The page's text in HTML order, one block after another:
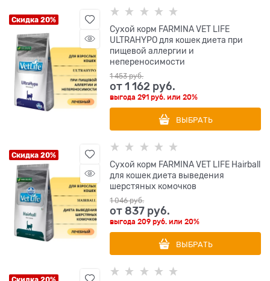
Скидка 20%
Сухой корм FARMINA VET LIFE
ULTRAHYPO для кошек диета при
пищевой аллергии и
непереносимости
1 453 руб.
от1 162 руб.
выгода291 руб. или20%
ВЫБРАТЬ
Скидка 20%
Сухой корм FARMINA VET LIFE Hairball
для кошек диета выведения
шерстяных комочков
1 046 руб.
от 837 руб.
выгода209 руб. или20%
ВЫБРАТЬ